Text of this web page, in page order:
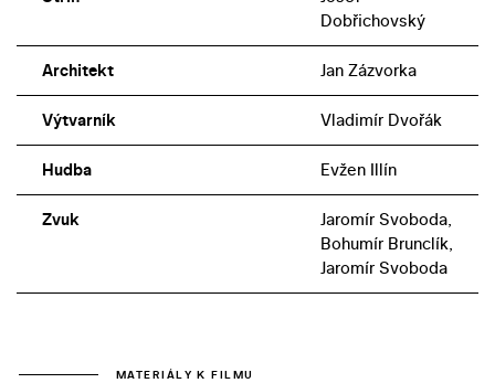
Dobřichovský
Architekt Jan Zázvorka
Výtvarník Vladimír Dvořák
Hudba Evžen Illín
Zvuk
Jaromír Svoboda,
Bohumír Brunclík,
Jaromír Svoboda
MATERIÁLY K FILMU